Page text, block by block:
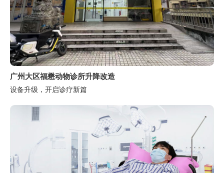
广州大区福懋动物诊所升降改造
设备升级，开启诊疗新篇